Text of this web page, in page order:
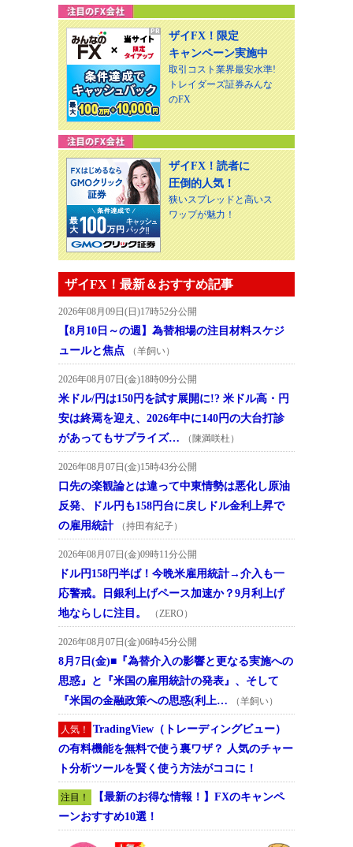
ザイFX！限定
キャンペーン実施中
取引コスト業界最安水準!
トレイダーズ証券みんな
のFX
ザイFX！読者に
圧倒的人気！
狭いスプレッドと高いス
ワップが魅力！
ザイFX！最新＆おすすめ記事
2026年08月09日(日)17時52分公開
【8月10日～の週】為替相場の注目材料スケジ
ュールと焦点
（羊飼い）
2026年08月07日(金)18時09分公開
米ドル/円は150円を試す展開に!? 米ドル高・円
安は終焉を迎え、2026年中に140円の大台打診
があってもサプライズ…
（陳満咲杜）
2026年08月07日(金)15時43分公開
口先の楽観論とは違って中東情勢は悪化し原油
反発、ドル円も158円台に戻しドル金利上昇で
の雇用統計
（持田有紀子）
2026年08月07日(金)09時11分公開
ドル円158円半ば！今晩米雇用統計→介入も一
応警戒。日銀利上げペース加速か？9月利上げ
地ならしに注目。
（ZERO）
2026年08月07日(金)06時45分公開
8月7日(金)■『為替介入の影響と更なる実施への
思惑』と『米国の雇用統計の発表』、そして
『米国の金融政策への思惑(利上…
（羊飼い）
人気！
TradingView（トレーディングビュー）
の有料機能を無料で使う裏ワザ？ 人気のチャー
ト分析ツールを賢く使う方法がココに！
注目！
【最新のお得な情報！】FXのキャンペ
ーンおすすめ10選！